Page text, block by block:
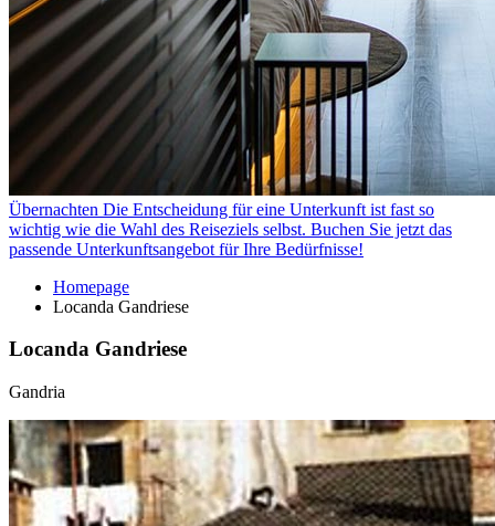
Übernachten Die Entscheidung für eine Unterkunft ist fast so
wichtig wie die Wahl des Reiseziels selbst. Buchen Sie jetzt das
passende Unterkunftsangebot für Ihre Bedürfnisse!
Homepage
Locanda Gandriese
Locanda Gandriese
Gandria